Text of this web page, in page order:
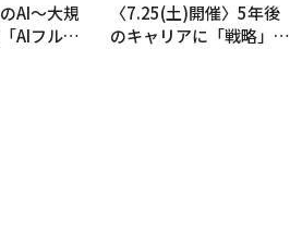
AI〜大規
AIフル実
〈7.25(土)開催〉5年後
のキャリアに「戦略」は